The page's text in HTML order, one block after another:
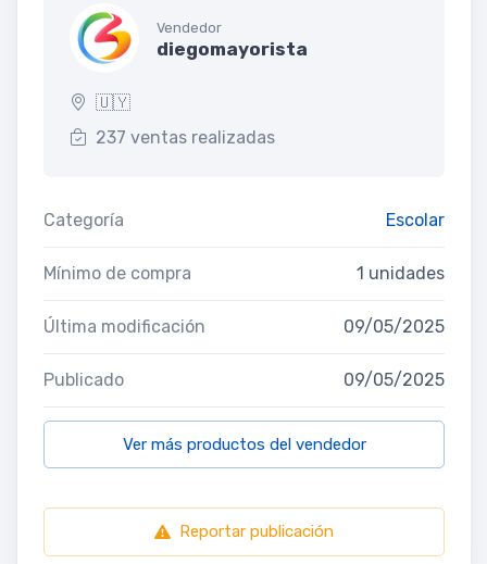
Vendedor
diegomayorista
🇺🇾
237 ventas realizadas
Categoría Escolar
Mínimo de compra 1 unidades
Última modificación 09/05/2025
Publicado 09/05/2025
Ver más productos del vendedor
Reportar publicación